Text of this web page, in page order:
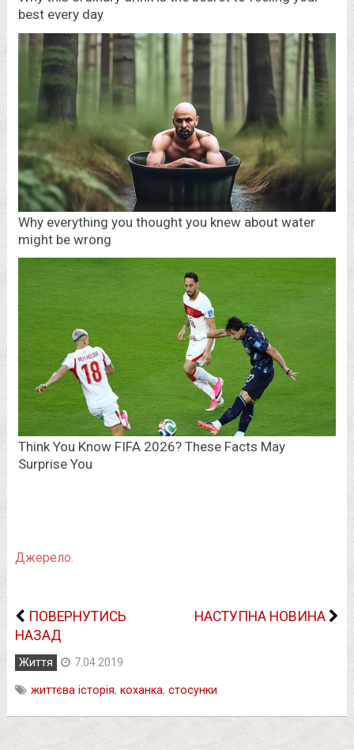
Джерело.
ПОВЕРНУТИСЬ
НАЗАД
НАСТУПНА НОВИНА
Життя 7.04.2019
життєва історія, коханка, стосунки